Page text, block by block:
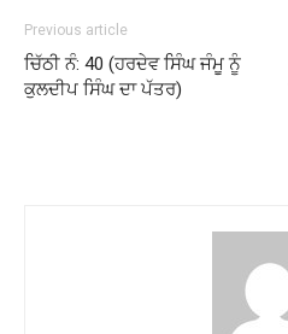
Previous article
ਚਿੱਠੀ ਨੰ: 40 (ਹਰਦੇਵ ਸਿੰਘ ਜੰਮੂ ਨੂੰ
ਕੁਲਦੀਪ ਸਿੰਘ ਦਾ ਪੱਤਰ)